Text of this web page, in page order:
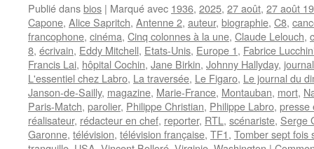
Publié dansbios | Marqué avec 1936, 2025, 27 août, 27 août
Capone, Alice Sapritch, Antenne 2, auteur, biographie, C8,
francophone, cinéma, Cinq colonnes à la une, Claude Lelouch,
8, écrivain, Eddy Mitchell, Etats-Unis, Europe 1, Fabrice
Francis Lai, hôpital Cochin, Jane Birkin, Johnny Hallyday,
L'essentiel chez Labro, La traversée, Le Figaro, Le journal du
Janson-de-Sailly, magazine, Marie-France, Montauban, mort,
Paris-Match, parolier, Philippe Christian, Philippe Labro, presse
réalisateur, rédacteur en chef, reporter, RTL , scénariste, Serge
Garonne, télévision, télévision française, TF1, Tomber sept fois